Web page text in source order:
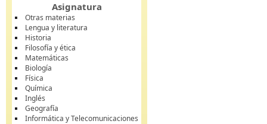
Asignatura
Otras materias
Lengua y literatura
Historia
Filosofía y ética
Matemáticas
Biología
Física
Química
Inglés
Geografía
Informática y Telecomunicaciones